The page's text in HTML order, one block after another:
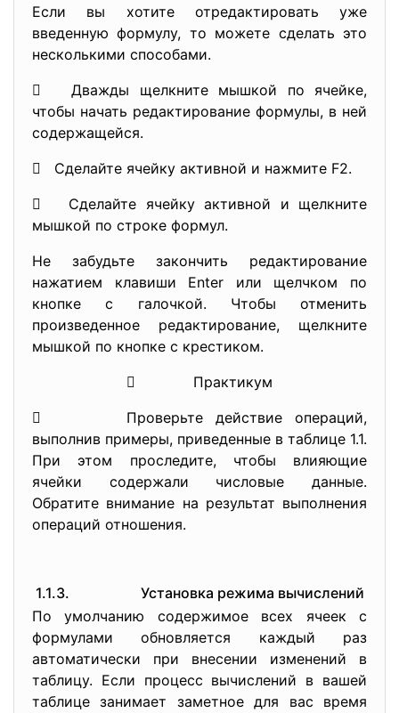
Если вы хотите отредактировать уже
введенную формулу, то можете сделать это
несколькими способами.
 Дважды щелкните мышкой по ячейке,
чтобы начать редактирование формулы, в ней
содержащейся.
 Сделайте ячейку активной и нажмите F2.
 Сделайте ячейку активной и щелкните
мышкой по строке формул.
Не забудьте закончить редактирование
нажатием клавиши Enter или щелчком по
кнопке с галочкой. Чтобы отменить
произведенное редактирование, щелкните
мышкой по кнопке с крестиком.
 Практикум
 Проверьте действие операций,
выполнив примеры, приведенные в таблице 1.1.
При этом проследите, чтобы влияющие
ячейки содержали числовые данные.
Обратите внимание на результат выполнения
операций отношения.
1.1.3. Установка режима вычислений
По умолчанию содержимое всех ячеек с
формулами обновляется каждый раз
автоматически при внесении изменений в
таблицу. Если процесс вычислений в вашей
таблице занимает заметное для вас время